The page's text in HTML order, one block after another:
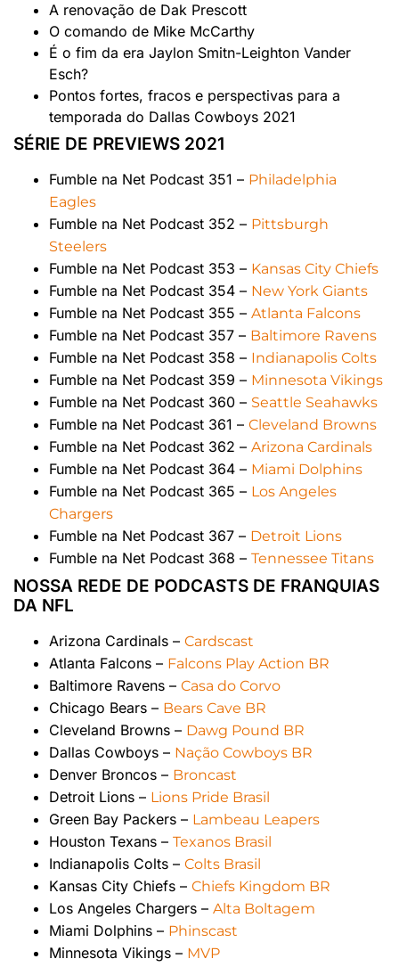
A renovação de Dak Prescott
O comando de Mike McCarthy
É o fim da era Jaylon Smitn-Leighton Vander
Esch?
Pontos fortes, fracos e perspectivas para a
temporada do Dallas Cowboys 2021
SÉRIE DE PREVIEWS 2021
Fumble na Net Podcast 351 – Philadelphia
Eagles
Fumble na Net Podcast 352 – Pittsburgh
Steelers
Fumble na Net Podcast 353 – Kansas City Chiefs
Fumble na Net Podcast 354 – New York Giants
Fumble na Net Podcast 355 – Atlanta Falcons
Fumble na Net Podcast 357 – Baltimore Ravens
Fumble na Net Podcast 358 – Indianapolis Colts
Fumble na Net Podcast 359 – Minnesota Vikings
Fumble na Net Podcast 360 – Seattle Seahawks
Fumble na Net Podcast 361 – Cleveland Browns
Fumble na Net Podcast 362 – Arizona Cardinals
Fumble na Net Podcast 364 – Miami Dolphins
Fumble na Net Podcast 365 – Los Angeles
Chargers
Fumble na Net Podcast 367 – Detroit Lions
Fumble na Net Podcast 368 – Tennessee Titans
NOSSA REDE DE PODCASTS DE FRANQUIAS
DA NFL
Arizona Cardinals – Cardscast
Atlanta Falcons – Falcons Play Action BR
Baltimore Ravens – Casa do Corvo
Chicago Bears – Bears Cave BR
Cleveland Browns – Dawg Pound BR
Dallas Cowboys – Nação Cowboys BR
Denver Broncos – Broncast
Detroit Lions – Lions Pride Brasil
Green Bay Packers – Lambeau Leapers
Houston Texans – Texanos Brasil
Indianapolis Colts – Colts Brasil
Kansas City Chiefs – Chiefs Kingdom BR
Los Angeles Chargers – Alta Boltagem
Miami Dolphins – Phinscast
Minnesota Vikings – MVP